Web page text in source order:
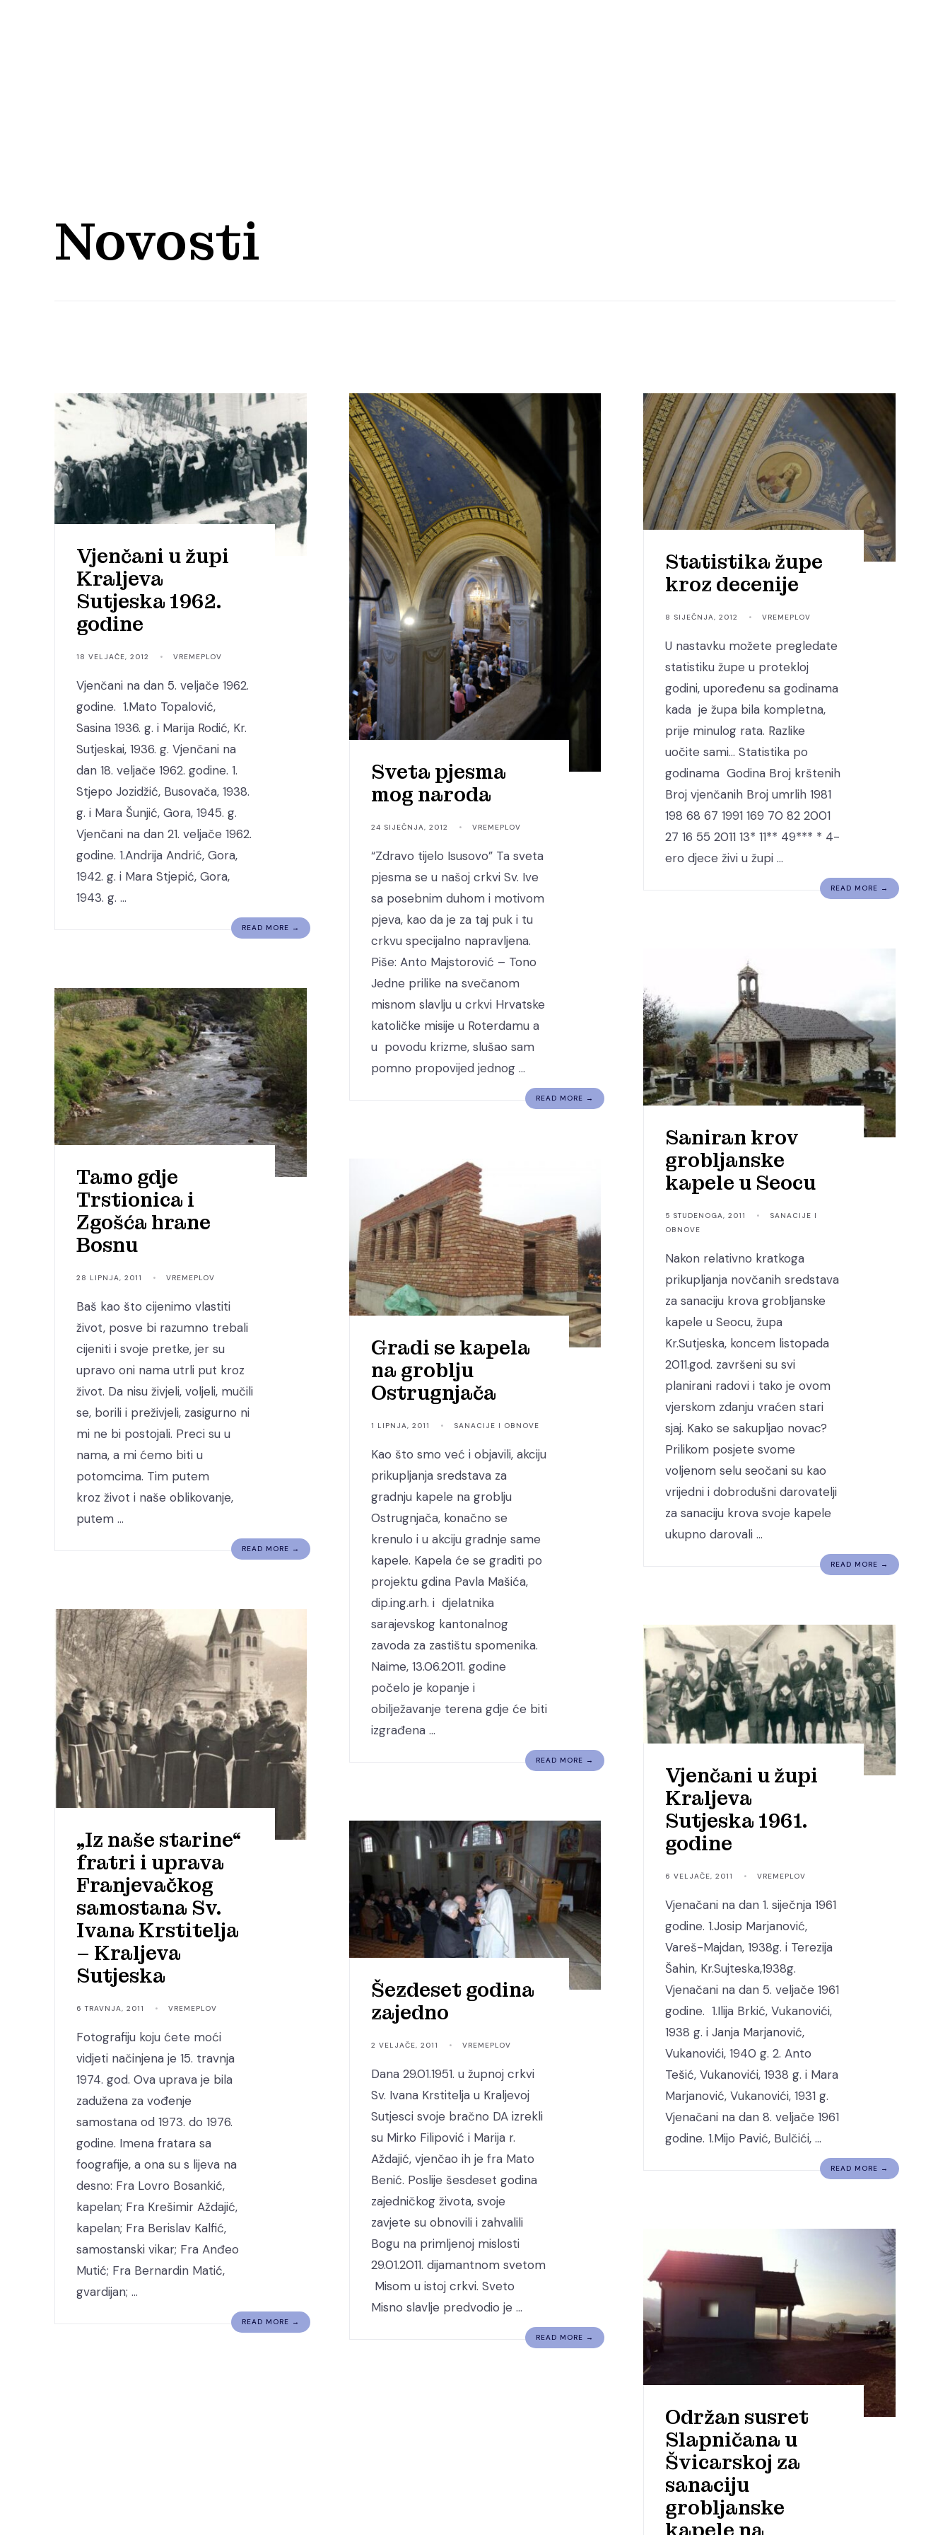
Novosti
Vjenčani u župi
Kraljeva
Sutjeska 1962.
godine
18 VELJAČE, 2012 • VREMEPLOV
Vjenčani na dan 5. veljače 1962.
godine. 1.Mato Topalović,
Sasina 1936. g. i Marija Rodić, Kr.
Sutjeskai, 1936. g. Vjenčani na
dan 18. veljače 1962. godine. 1.
Stjepo Jozidžić, Busovača, 1938.
g. i Mara Šunjić, Gora, 1945. g.
Vjenčani na dan 21. veljače 1962.
godine. 1.Andrija Andrić, Gora,
1942. g. i Mara Stjepić, Gora,
1943. g. …
READ MORE →
Sveta pjesma
mog naroda
24 SIJEČNJA, 2012 • VREMEPLOV
“Zdravo tijelo Isusovo” Ta sveta
pjesma se u našoj crkvi Sv. Ive
sa posebnim duhom i motivom
pjeva, kao da je za taj puk i tu
crkvu specijalno napravljena.
Piše: Anto Majstorović – Tono
Jedne prilike na svečanom
misnom slavlju u crkvi Hrvatske
katoličke misije u Roterdamu a
u povodu krizme, slušao sam
pomno propovijed jednog …
READ MORE →
Statistika župe
kroz decenije
8 SIJEČNJA, 2012 • VREMEPLOV
U nastavku možete pregledate
statistiku župe u protekloj
godini, upoređenu sa godinama
kada je župa bila kompletna,
prije minulog rata. Razlike
uočite sami… Statistika po
godinama Godina Broj krštenih
Broj vjenčanih Broj umrlih 1981
198 68 67 1991 169 70 82 2001
27 16 55 2011 13* 11** 49*** * 4-
ero djece živi u župi …
READ MORE →
Saniran krov
grobljanske
kapele u Seocu
5 STUDENOGA, 2011 •
SANACIJE I
OBNOVE
Nakon relativno kratkoga
prikupljanja novčanih sredstava
za sanaciju krova grobljanske
kapele u Seocu, župa
Kr.Sutjeska, koncem listopada
2011.god. završeni su svi
planirani radovi i tako je ovom
vjerskom zdanju vraćen stari
sjaj. Kako se sakupljao novac?
Prilikom posjete svome
voljenom selu seočani su kao
vrijedni i dobrodušni darovatelji
za sanaciju krova svoje kapele
ukupno darovali …
READ MORE →
Tamo gdje
Trstionica i
Zgošća hrane
Bosnu
28 LIPNJA, 2011 • VREMEPLOV
Baš kao što cijenimo vlastiti
život, posve bi razumno trebali
cijeniti i svoje pretke, jer su
upravo oni nama utrli put kroz
život. Da nisu živjeli, voljeli, mučili
se, borili i preživjeli, zasigurno ni
mi ne bi postojali. Preci su u
nama, a mi ćemo biti u
potomcima. Tim putem
kroz život i naše oblikovanje,
putem …
READ MORE →
Gradi se kapela
na groblju
Ostrugnjača
1 LIPNJA, 2011 • SANACIJE I OBNOVE
Kao što smo već i objavili, akciju
prikupljanja sredstava za
gradnju kapele na groblju
Ostrugnjača, konačno se
krenulo i u akciju gradnje same
kapele. Kapela će se graditi po
projektu gdina Pavla Mašića,
dip.ing.arh. i djelatnika
sarajevskog kantonalnog
zavoda za zastištu spomenika.
Naime, 13.06.2011. godine
počelo je kopanje i
obilježavanje terena gdje će biti
izgrađena …
READ MORE →
„Iz naše starine“
fratri i uprava
Franjevačkog
samostana Sv.
Ivana Krstitelja
– Kraljeva
Sutjeska
6 TRAVNJA, 2011 • VREMEPLOV
Fotografiju koju ćete moći
vidjeti načinjena je 15. travnja
1974. god. Ova uprava je bila
zadužena za vođenje
samostana od 1973. do 1976.
godine. Imena fratara sa
foografije, a ona su s lijeva na
desno: Fra Lovro Bosankić,
kapelan; Fra Krešimir Aždajić,
kapelan; Fra Berislav Kalfić,
samostanski vikar; Fra Anđeo
Mutić; Fra Bernardin Matić,
gvardijan; …
READ MORE →
Vjenčani u župi
Kraljeva
Sutjeska 1961.
godine
6 VELJAČE, 2011 • VREMEPLOV
Vjenačani na dan 1. siječnja 1961
godine. 1.Josip Marjanović,
Vareš-Majdan, 1938g. i Terezija
Šahin, Kr.Sujteska,1938g.
Vjenačani na dan 5. veljače 1961
godine. 1.Ilija Brkić, Vukanovići,
1938 g. i Janja Marjanović,
Vukanovići, 1940 g. 2. Anto
Tešić, Vukanovići, 1938 g. i Mara
Marjanović, Vukanovići, 1931 g.
Vjenačani na dan 8. veljače 1961
godine. 1.Mijo Pavić, Bulčići, …
READ MORE →
Šezdeset godina
zajedno
2 VELJAČE, 2011 • VREMEPLOV
Dana 29.01.1951. u župnoj crkvi
Sv. Ivana Krstitelja u Kraljevoj
Sutjesci svoje bračno DA izrekli
su Mirko Filipović i Marija r.
Aždajić, vjenčao ih je fra Mato
Benić. Poslije šesdeset godina
zajedničkog života, svoje
zavjete su obnovili i zahvalili
Bogu na primljenoj mislosti
29.01.2011. dijamantnom svetom
Misom u istoj crkvi. Sveto
Misno slavlje predvodio je …
READ MORE →
Održan susret
Slapničana u
Švicarskoj za
sanaciju
grobljanske